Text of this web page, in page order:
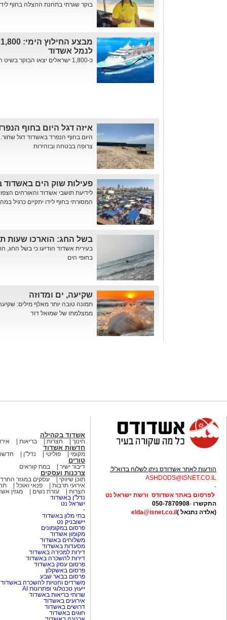
בוקר שגרתי בתחנת ההצלה בחוף
לנמל אשדוד
כ-1,800 ישראלים יצאו הבוקר בשיט חילוץ מקפריסין, בדרכם לנמל אשדו...
איזה דגל היום בחוף
היום בחוף הנפרד באשדוד דגל
צרופה בבטחה ובזהירות
פעילות שוק הים
לידיעת תושבי אשדוד והאורחים
המסורתי בחוף לידו יתקיים כרגיל
בשל החג: הוארכו שעות
בעירית אשדוד הודיעו כי בשל החג,
בחופי הים
שקיעה, ים ומדוזה
תמונה טובה יותר מאלף מילים:
ממצלמתו של שמואל דוד
הודעות לאתר אשדודס ניתן לשלוח בדוא"ל:
ASHDODS@ISNET.CO.IL
-
לפרסום באתר אשדודס ורשת ישראל נט
התקשרו -
050-7870908
(אלדה נתנאל )elda@isnet.co.il
אשדוד בקהילה
חינוך חצרות בריאות
חדשות אשדוד
מקומי פוליטי נדל"ן
טורים
דיבור ישיר במת קוראים
צרכנות ועסקים
תוכן שיווקי
עסקים במגזר
אירועי תרבות
פנאי ואוכל
חצרות
עזרת נשים
מגזין
נדל"ן באשדוד
ישראל נט
-
בתי מלון באשדוד
יישובניק נט
פרסום במקומונים
מקומון אשדוד
משלוחים באשדוד
מסעדות באשדוד
דירות למכירה באשדוד
דירות להשכרה באשדוד
פרסום עסק באשדוד
פרסום באשקלון
פרסום בבאר שבע
משרדים וחנויות להשכרה באשדוד
ייעוץ טכנולוגי ופתרונות AI
שרותי בריאות באשדוד
אירועים באשדוד
דרושים באשדוד
חוגים באשדוד